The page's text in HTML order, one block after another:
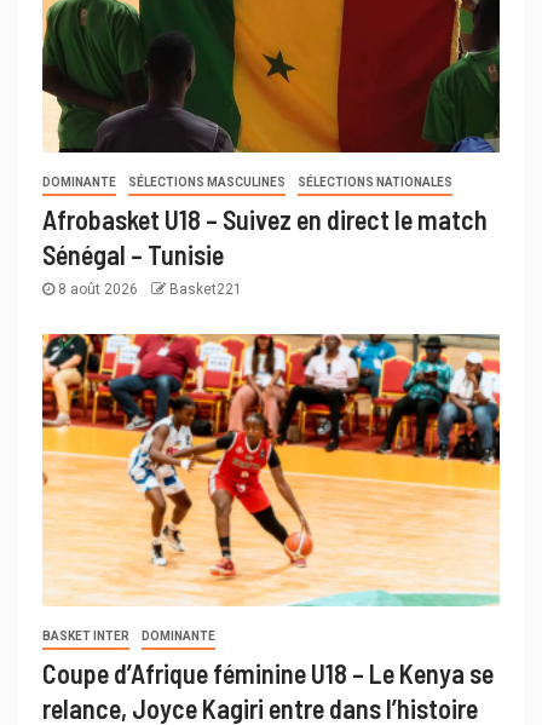
DOMINANTE SÉLECTIONS MASCULINES SÉLECTIONS NATIONALES
Afrobasket U18 – Suivez en direct le match
Sénégal – Tunisie
8 août 2026 Basket221
BASKET INTER DOMINANTE
Coupe d’Afrique féminine U18 – Le Kenya se
relance, Joyce Kagiri entre dans l’histoire